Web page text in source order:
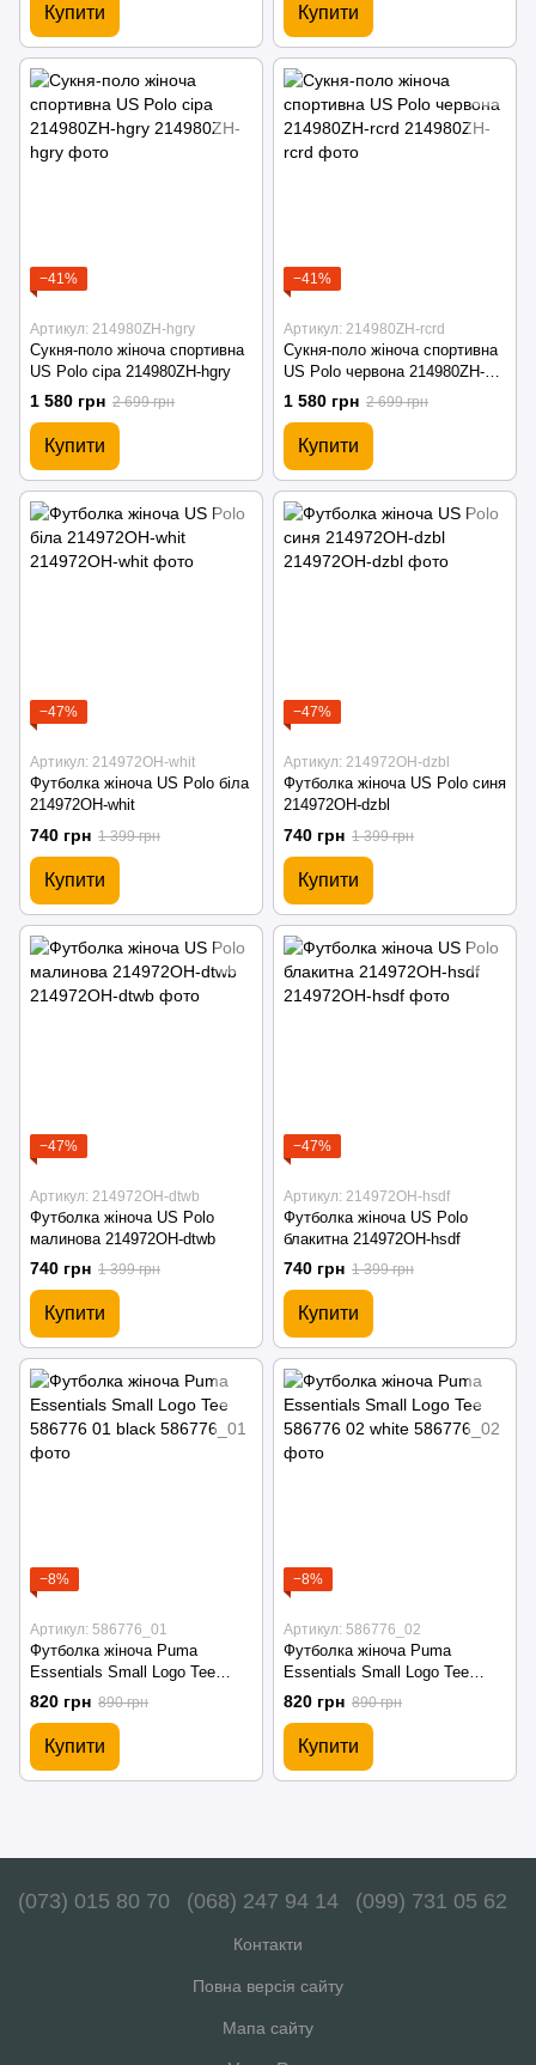
Купити Купити
−41%
Артикул: 214980ZH-hgry
Сукня-поло жіноча спортивна
US Polo сіра 214980ZH-hgry
1 580 грн 2 699 грн
Купити
−41%
Артикул: 214980ZH-rcrd
Сукня-поло жіноча спортивна
US Polo червона 214980ZH-
rcrd
1 580 грн 2 699 грн
Купити
−47%
Артикул: 214972OH-whit
Футболка жіноча US Polo біла
214972OH-whit
740 грн 1 399 грн
Купити
−47%
Артикул: 214972OH-dzbl
Футболка жіноча US Polo синя
214972OH-dzbl
740 грн 1 399 грн
Купити
−47%
Артикул: 214972OH-dtwb
Футболка жіноча US Polo
малинова 214972OH-dtwb
740 грн 1 399 грн
Купити
−47%
Артикул: 214972OH-hsdf
Футболка жіноча US Polo
блакитна 214972OH-hsdf
740 грн 1 399 грн
Купити
−8%
Артикул: 586776_01
Футболка жіноча Puma
Essentials Small Logo Tee
586776 01 black
820 грн 890 грн
Купити
−8%
Артикул: 586776_02
Футболка жіноча Puma
Essentials Small Logo Tee
586776 02 white
820 грн 890 грн
Купити
(073) 015 80 70 (068) 247 94 14 (099) 731 05 62
Контакти
Повна версія сайту
Мапа сайту